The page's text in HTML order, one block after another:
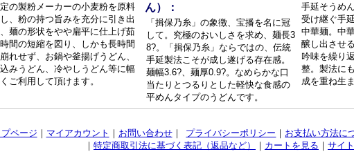
の製粉メーカーの小麦粉を原料
、粉の持つ旨みを充分に引き出
麺の形状をやや扁平に仕上げ茹
間の短縮を図り、しかも長時間
れせず、お鍋や釜揚げうどん、
みうどん、冷やしうどん等に幅
ご利用して頂けます。
ん）：
「揖保乃糸」の象徴、宝播を名に冠
して。究極のおいしさを求め、麺長3
8?。「揖保乃糸」ならではの、伝統
手延製法こそが成し遂げる存在感。
麺幅3.6?、麺厚0.9?。なめらかな口
当たりとつるりとした軽快な食感の
平めんタイプのうどんです。
手延そうめ
受け継ぐ手
中華麺。中
醸し出させ
吟味を繰り
整。製法に
成を重ね生
ページ ｜ マイアカウント ｜ お問い合わせ｜ プライバシーポリシー ｜ お支払い方法に
｜ 特定商取引法に基づく表記（返品など） ｜ カートを見る ｜ サイ